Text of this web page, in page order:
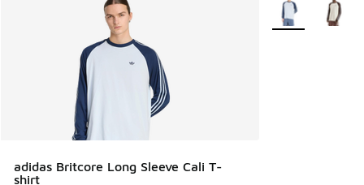
adidas Britcore Long Sleeve Cali T-
shirt